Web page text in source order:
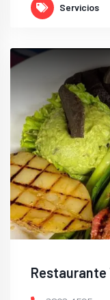
Servicios
Restaurante